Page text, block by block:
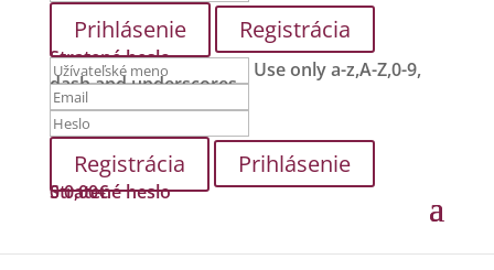
Registrácia
Stratené heslo Use only a-z,A-Z,0-9,
dash and underscores.
Prihlásenie
Stratené heslo
00,00€